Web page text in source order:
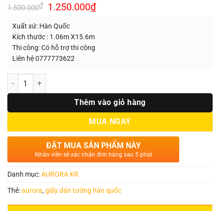
1.500.000₫ Giá
gốc
1.500.000₫.
1.250.000₫Giá
hiện
Xuất xứ: Hàn Quốc
Kích thước : 1.06m X15.6m
Thi công: Có hỗ trợ thi công
Liên hệ 0777773622
Số lượng
Thêm vào giỏ hàng
MUA NGAY
ĐẶT MUA SẢN PHẨM NÀY
Nhân viên sẽ xác nhận đơn hàng sau 5 phút
Danh mục:AURORA KR
Thẻ:aurora,giấy dán tường hàn quốc